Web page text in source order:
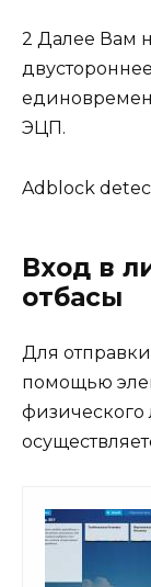
2 Далее Вам
ЭЦП.
Adblock
Вход в
отбасы
Для
помощью